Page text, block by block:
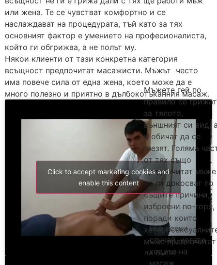
или жена. Те се чувстват комфортно и се
наслаждават на процедурата, тъй като за тях
основният фактор е умението на професионалиста,
който ги обгрижва, а не полът му.
Някои клиенти от тази конкретна категория
всъщност предпочитат масажисти. Мъжът често
има повече сила от една жена, което може да е
много полезно и приятно в дълбокотъканния масаж.
Мъжете гей по
правило се грижат
за тялото,
външният си вид,
и обичат да се
глезят. Голяма
от тях също
предпочитат мъже
да ги докосват по
същите причини,
изброени по-горе,
поради които
мъже предпочитат
да бъдат
Click to accept marketing cookies and
enable this content
Във всеки
случай, когато
ходите на